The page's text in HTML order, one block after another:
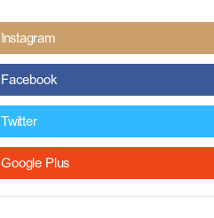
Instagram
Facebook
Twitter
Google Plus